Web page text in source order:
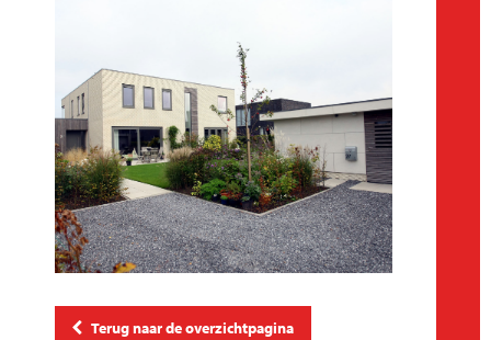
Terug naar de overzichtpagina